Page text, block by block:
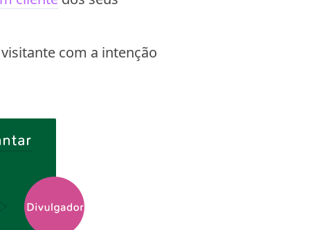
com a intenção